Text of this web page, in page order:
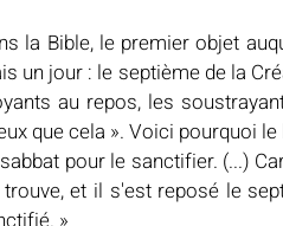
la Bible, le premier objet
un jour : le septième de la
au repos, les
que cela ». Voici pourquoi
pour le sanctifier. (...)
et il s'est reposé le